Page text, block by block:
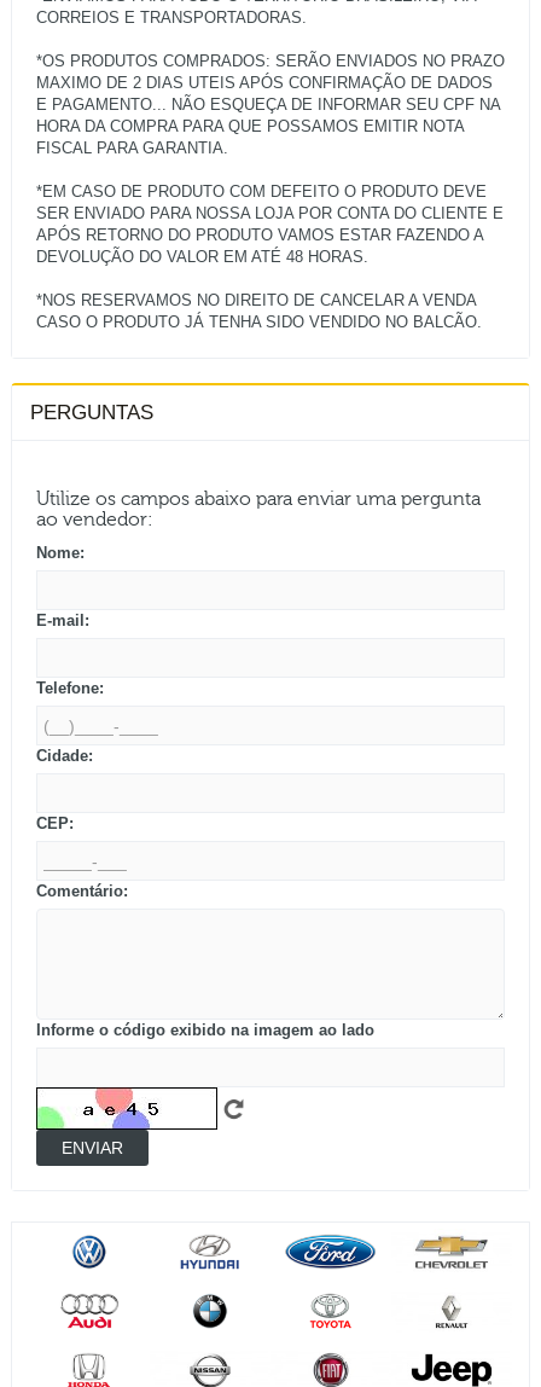
CORREIOS E TRANSPORTADORAS.
*OS PRODUTOS COMPRADOS: SERÃO ENVIADOS NO PRAZO
MAXIMO DE 2 DIAS UTEIS APÓS CONFIRMAÇÃO DE DADOS
E PAGAMENTO... NÃO ESQUEÇA DE INFORMAR SEU CPF NA
HORA DA COMPRA PARA QUE POSSAMOS EMITIR NOTA
FISCAL PARA GARANTIA.
*EM CASO DE PRODUTO COM DEFEITO O PRODUTO DEVE
SER ENVIADO PARA NOSSA LOJA POR CONTA DO CLIENTE E
APÓS RETORNO DO PRODUTO VAMOS ESTAR FAZENDO A
DEVOLUÇÃO DO VALOR EM ATÉ 48 HORAS.
*NOS RESERVAMOS NO DIREITO DE CANCELAR A VENDA
PERGUNTAS
Utilize os campos abaixo para enviar uma pergunta
ao vendedor:
Nome:
E-mail:
Telefone:
Cidade:
CEP:
Comentário:
Informe o código exibido na imagem ao lado
ENVIAR